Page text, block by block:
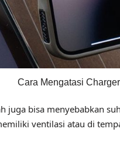
Cara Mengatasi
juga bisa menyebabkan
ventilasi atau di